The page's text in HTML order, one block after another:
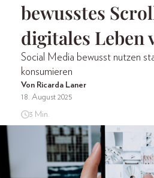
bewusstes
digitales Leben
Social Media bewusst nutzen
konsumieren
Von Ricarda Laner
18. August 2025
3 Min.